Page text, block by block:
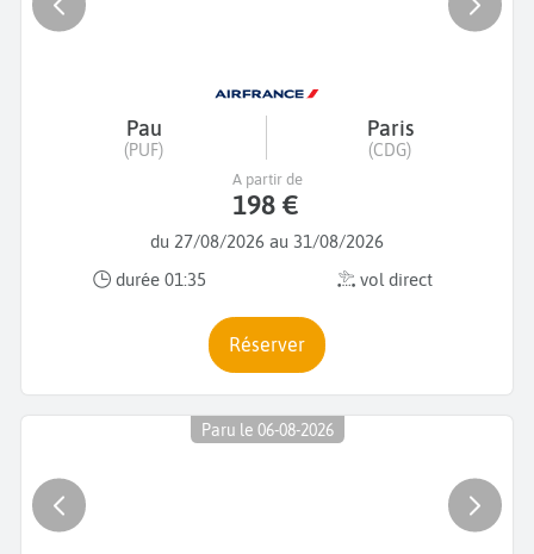
Pau
(PUF)
Paris
(CDG)
du 27/08/2026 au 31/08/2026
durée 01:35
vol direct
A partir de
198 €
Réserver
Paru le 06-08-2026